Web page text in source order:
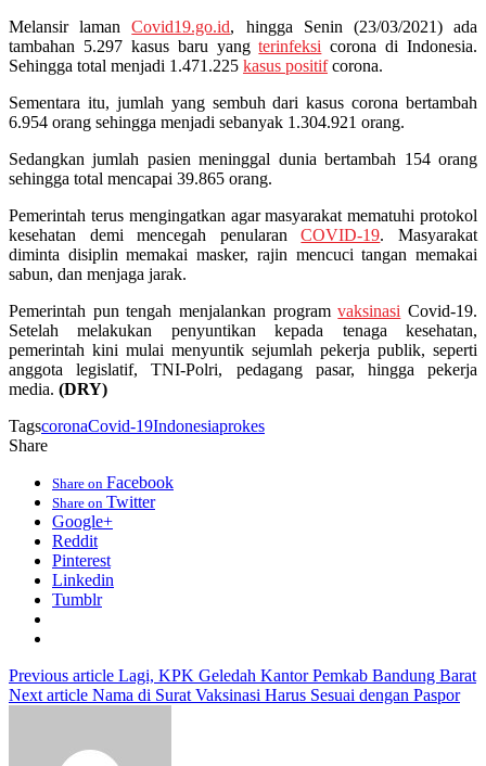
Melansir lamanCovid19.go.id, hingga Senin (23/03/2021) ada
tambahan 5.297 kasus baru yangterinfeksi corona di Indonesia.
Sehingga total menjadi 1.471.225 kasus positifcorona.
Sementara itu, jumlah yang sembuh dari kasus corona bertambah
6.954 orang sehingga menjadi sebanyak 1.304.921 orang.
Sedangkan jumlah pasien meninggal dunia bertambah 154 orang
sehingga total mencapai 39.865 orang.
Pemerintah terus mengingatkan agar masyarakat mematuhi protokol
kesehatan demi mencegah penularanCOVID-19. Masyarakat
diminta disiplin memakai masker, rajin mencuci tangan memakai
sabun, dan menjaga jarak.
Pemerintah pun tengah menjalankan programvaksinasi Covid-19.
Setelah melakukan penyuntikan kepada tenaga kesehatan,
pemerintah kini mulai menyuntik sejumlah pekerja publik, seperti
anggota legislatif, TNI-Polri, pedagang pasar, hingga pekerja
media. (DRY)
TagscoronaCovid-19Indonesiaprokes
Share
Share on Facebook
Share on Twitter
Google+
Reddit
Pinterest
Linkedin
Tumblr
Previous article Lagi, KPK Geledah Kantor Pemkab Bandung Barat
Next article Nama di Surat Vaksinasi Harus Sesuai dengan Paspor